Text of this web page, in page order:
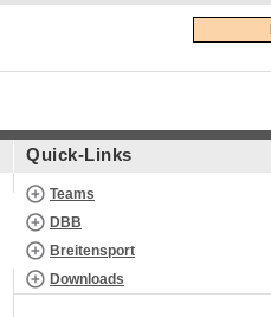
Quick-Links
Teams
DBB
Breitensport
Downloads